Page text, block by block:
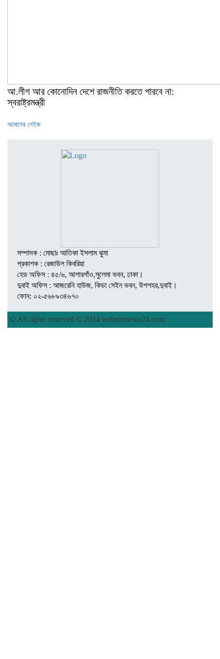
আ.লীগ আর কোনোদিন দেশে রাজনীতি করতে পারবে না:
স্বরাষ্ট্রমন্ত্রী
আমাদের পেইজ
সম্পাদক : মোছাঃ আতিকা ইসলাম ঝুমা
প্রকাশক : রেজাউল কিবরিয়া
হেড অফিস : ৪৫/৬, আগারগাঁও,সুলেমা ভবন, ঢাকা।
দুবাই অফিস : আজরেনি হাউজ, কিডা সেইন ভবন, উপশহর,দুবাই।
ফোন: ০২-৫৬৮৯৩৪৬৭০
© All rights reserved © 2024 websitenews24.com